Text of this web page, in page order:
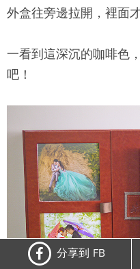
外盒往旁邊拉開，裡面
一看到這深沉的咖啡色
吧！
分享到 FB